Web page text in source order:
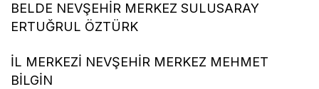
BELDE NEVŞEHİR MERKEZ SULUSARAY
ERTUĞRUL ÖZTÜRK
İL MERKEZİ NEVŞEHİR MERKEZ MEHMET
BİLGİN